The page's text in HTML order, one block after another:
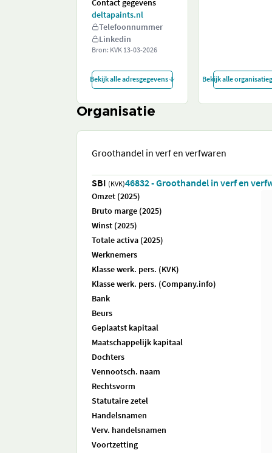
Contact gegevens
deltapaints.nl
Telefoonnummer
Linkedin
Bron: KVK 13-03-2026
Bekijk alle adresgegevens Bekijk alle
Organisatie
Groothandel in verf en verfwaren
SBI (KVK)46832 - Groothandel in verf en
Omzet (2025)
Bruto marge (2025)
Winst (2025)
Totale activa (2025)
Werknemers
Klasse werk. pers. (KVK)
Klasse werk. pers. (Company.info)
Bank
Beurs
Geplaatst kapitaal
Maatschappelijk kapitaal
Dochters
Vennootsch. naam
Rechtsvorm
Statutaire zetel
Handelsnamen
Verv. handelsnamen
Voortzetting